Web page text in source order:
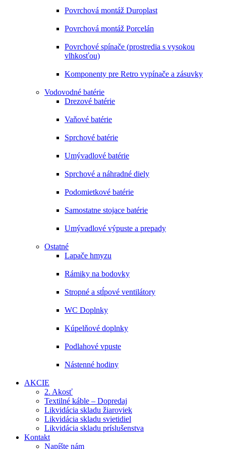
Povrchová montáž Duroplast
Povrchová montáž Porcelán
Povrchové spínače (prostredia s vysokou
vlhkosťou)
Komponenty pre Retro vypínače a zásuvky
Vodovodné batérie
Drezové batérie
Vaňové batérie
Sprchové batérie
Umývadlové batérie
Sprchové a náhradné diely
Podomietkové batérie
Samostatne stojace batérie
Umývadlové výpuste a prepady
Ostatné
Lapače hmyzu
Rámiky na bodovky
Stropné a stĺpové ventilátory
WC Doplnky
Kúpelňové doplnky
Podlahové vpuste
Nástenné hodiny
AKCIE
2. Akosť
Textilné káble – Dopredaj
Likvidácia skladu žiaroviek
Likvidácia skladu svietidiel
Likvidácia skladu príslušenstva
Kontakt
Napíšte nám